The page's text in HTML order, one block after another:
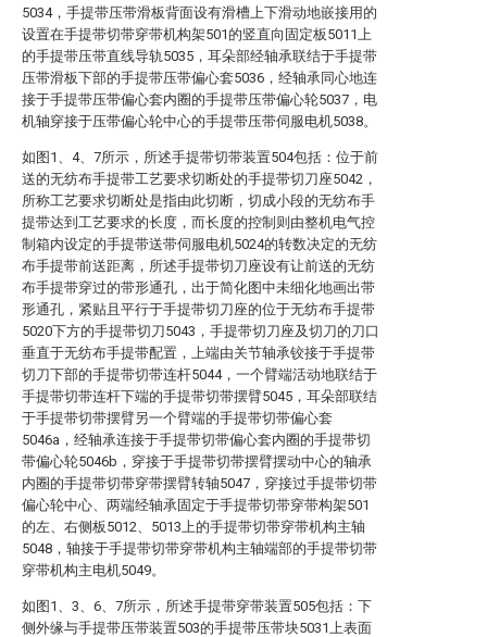
5034，手提带压带滑板背面设有滑槽上下滑动地嵌接用的
设置在手提带切带穿带机构架501的竖直向固定板5011上
的手提带压带直线导轨5035，耳朵部经轴承联结于手提带
压带滑板下部的手提带压带偏心套5036，经轴承同心地连
接于手提带压带偏心套内圈的手提带压带偏心轮5037，电
机轴穿接于压带偏心轮中心的手提带压带伺服电机5038。
如图1、4、7所示，所述手提带切带装置504包括：位于前
送的无纺布手提带工艺要求切断处的手提带切刀座5042，
所称工艺要求切断处是指由此切断，切成小段的无纺布手
提带达到工艺要求的长度，而长度的控制则由整机电气控
制箱内设定的手提带送带伺服电机5024的转数决定的无纺
布手提带前送距离，所述手提带切刀座设有让前送的无纺
布手提带穿过的带形通孔，出于简化图中未细化地画出带
形通孔，紧贴且平行于手提带切刀座的位于无纺布手提带
5020下方的手提带切刀5043，手提带切刀座及切刀的刀口
垂直于无纺布手提带配置，上端由关节轴承铰接于手提带
切刀下部的手提带切带连杆5044，一个臂端活动地联结于
手提带切带连杆下端的手提带切带摆臂5045，耳朵部联结
于手提带切带摆臂另一个臂端的手提带切带偏心套
5046a，经轴承连接于手提带切带偏心套内圈的手提带切
带偏心轮5046b，穿接于手提带切带摆臂摆动中心的轴承
内圈的手提带切带穿带摆臂转轴5047，穿接过手提带切带
偏心轮中心、两端经轴承固定于手提带切带穿带构架501
的左、右侧板5012、5013上的手提带切带穿带机构主轴
5048，轴接于手提带切带穿带机构主轴端部的手提带切带
穿带机构主电机5049。
如图1、3、6、7所示，所述手提带穿带装置505包括：下
侧外缘与手提带压带装置503的手提带压带块5031上表面